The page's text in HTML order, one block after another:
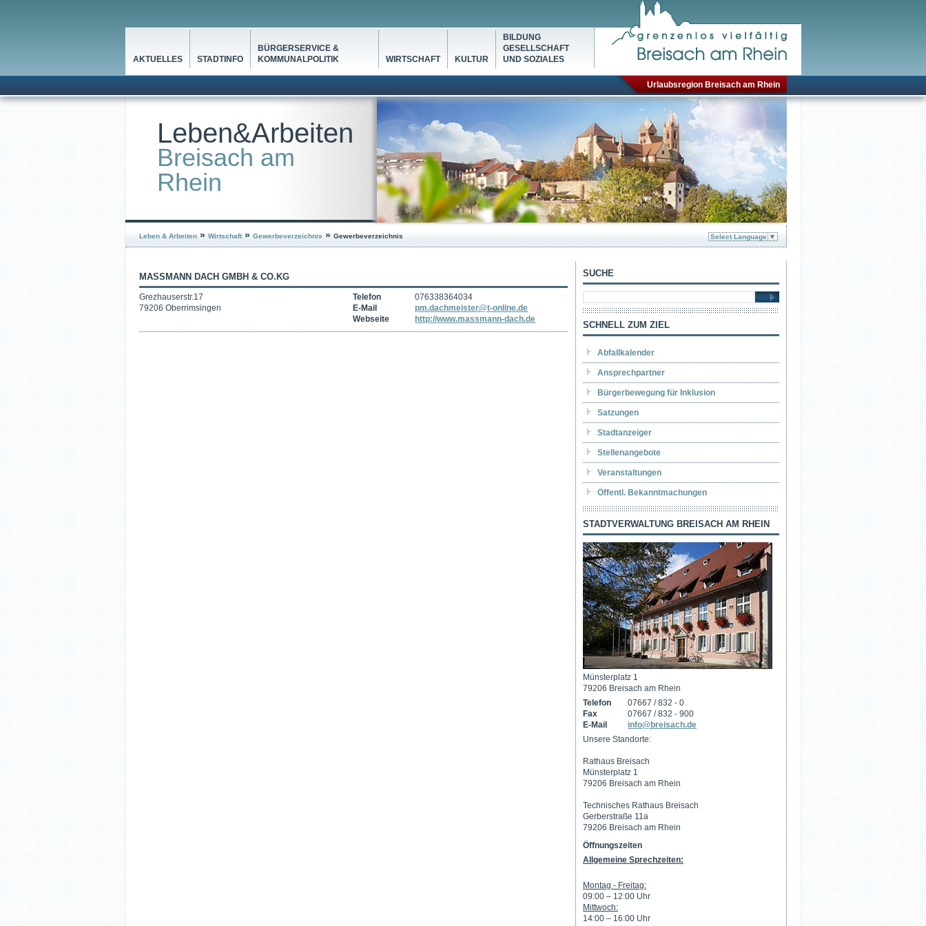
AKTUELLES STADTINFO
BÜRGERSERVICE &
KOMMUNALPOLITIK
WIRTSCHAFT KULTUR
BILDUNG
GESELLSCHAFT
UND SOZIALES
Urlaubsregion Breisach am Rhein
Leben&Arbeiten
Breisach am
Rhein
Leben & Arbeiten » Wirtschaft» Gewerbeverzeichnis » Gewerbeverzeichnis Select Language ▼
MASSMANN DACH GMBH & CO.KG
Grezhauserstr.17
79206 Oberrimsingen
Telefon
076338364034
E-Mail
pm.dachmeister@t-online.de
Webseite
http://www.massmann-dach.de
SUCHE
SCHNELL ZUM ZIEL
Abfallkalender
Ansprechpartner
Bürgerbewegung für Inklusion
Satzungen
Stadtanzeiger
Stellenangebote
Veranstaltungen
Öffentl. Bekanntmachungen
STADTVERWALTUNG BREISACH AM RHEIN
Münsterplatz 1
79206 Breisach am Rhein
Telefon
07667 / 832 - 0
Fax
07667 / 832 - 900
E-Mail
info@breisach.de
Unsere Standorte:
Rathaus Breisach
Münsterplatz 1
79206 Breisach am Rhein
Technisches Rathaus Breisach
Gerberstraße 11a
79206 Breisach am Rhein
Öffnungszeiten
Allgemeine Sprechzeiten:
Montag - Freitag:
09:00 – 12:00 Uhr
Mittwoch:
14:00 – 16:00 Uhr